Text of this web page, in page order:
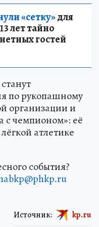
«сетку»для
лет тайно
гостей
по рукопашному
организации и
с чемпионом»: её
атлетике
события?
Источник: kp.ru